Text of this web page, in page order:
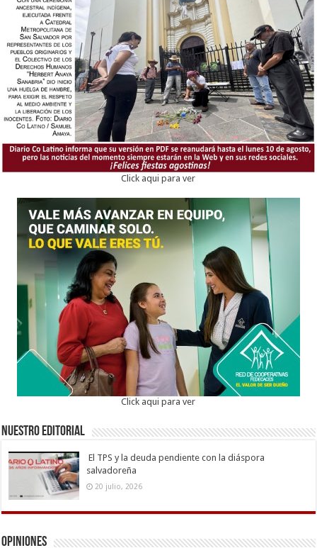
Click aqui para ver
Click aqui para ver
Nuestro Editorial
El TPS y la deuda pendiente con la diáspora
salvadoreña
20 julio, 2026
Opiniones